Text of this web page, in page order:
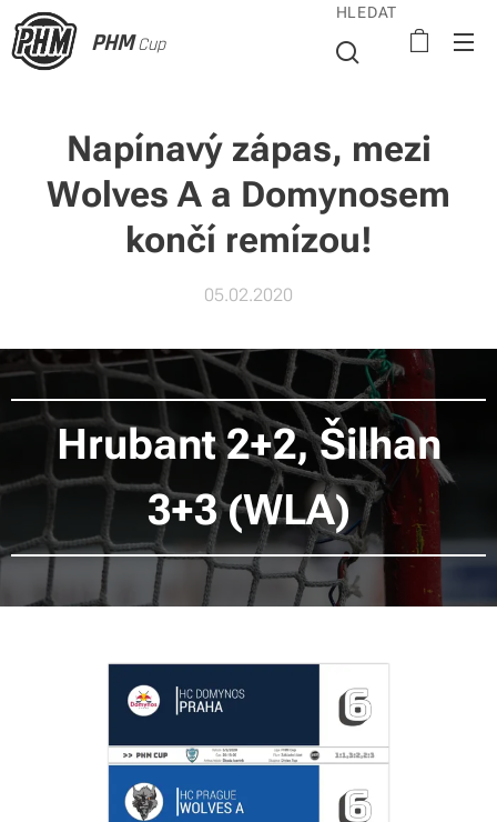
PHMCup
HLEDAT
Napínavý zápas, mezi
Wolves A a Domynosem
končí remízou!
05.02.2020
Hrubant 2+2, Šilhan
3+3 (WLA)